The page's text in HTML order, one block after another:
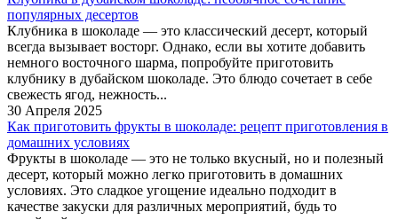
популярных десертов
Клубника в шоколаде — это классический десерт, который
всегда вызывает восторг. Однако, если вы хотите добавить
немного восточного шарма, попробуйте приготовить
клубнику в дубайском шоколаде. Это блюдо сочетает в себе
свежесть ягод, нежность...
30 Апреля 2025
Как приготовить фрукты в шоколаде: рецепт приготовления в
домашних условиях
Фрукты в шоколаде — это не только вкусный, но и полезный
десерт, который можно легко приготовить в домашних
условиях. Это сладкое угощение идеально подходит в
качестве закуски для различных мероприятий, будь то